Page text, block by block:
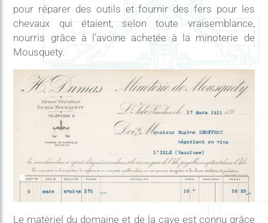
pour réparer des outils et fournir des fers pour les
chevaux qui étaient, selon toute vraisemblance,
nourris grâce à l’avoine achetée à la minoterie de
Mousquety.
Le matériel du domaine et de la cave est connu grâce